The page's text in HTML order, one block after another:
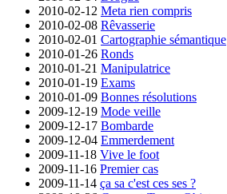
2010-02-12 Meta rien compris
2010-02-08 Rêvasserie
2010-02-01 Cartographie sémantique
2010-01-26 Ronds
2010-01-21 Manipulatrice
2010-01-19 Exams
2010-01-09 Bonnes résolutions
2009-12-19 Mode veille
2009-12-17 Bombarde
2009-12-04 Emmerdement
2009-11-18 Vive le foot
2009-11-16 Premier cas
2009-11-14 ça sa c'est ces ses ?